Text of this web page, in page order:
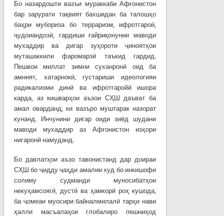
Бо назардошти вазъи мураккаби Афғонистон
бар зарурати тақвият бахшидан ба талошҳо
баҳри мубориза бо терраризм, ифротгароӣ,
ҷудоиандозӣ, гардиши ғайриқонунии маводи
мухаддир ва дигар зуҳороти ҷиноятҳои
муташаккили фаромарзӣ таъкид гардид.
Пешвои миллат зимни суханронӣ оид ба
амният, хатарнокӣ, густариши идеологияи
радикализми динӣ ва ифротгаройӣ ишора
карда, аз кишварҳои аъзои СҲШ даъват ба
амал оварданд, ки вазъро муштарак назорат
кунанд. Инчунини дигар оиди зиёд шудани
маводи мухаддир аз Афғонистон изҳори
нигаронӣ намуданд.
Бо давлатҳои аъзо тавонистанд дар доираи
СҲШ бо ҷидду ҷаҳди амалии худ бо инкишофи
солиму судманди муносибатҳои
некуҳамсоягӣ, дустӣ ва ҳамкорӣ роҳ кушода,
ба ҷомеаи муосири байналмилалӣ тарҳи нави
ҳалли масъалаҳои глобалиро пешниҳод